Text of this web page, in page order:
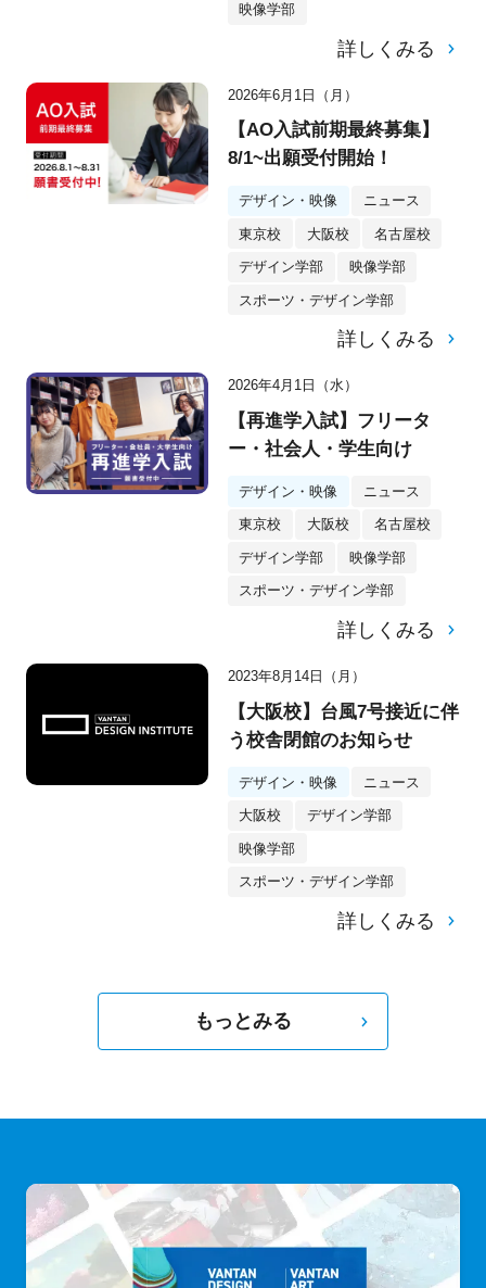
映像学部
詳しくみる
2026年6月1日（月）
【AO入試前期最終募集】
8/1~出願受付開始！
デザイン・映像 ニュース
東京校 大阪校 名古屋校
デザイン学部 映像学部
スポーツ・デザイン学部
詳しくみる
2026年4月1日（水）
【再進学入試】フリータ
ー・社会人・学生向け
デザイン・映像 ニュース
東京校 大阪校 名古屋校
デザイン学部 映像学部
スポーツ・デザイン学部
詳しくみる
2023年8月14日（月）
【大阪校】台風7号接近に伴
う校舎閉館のお知らせ
デザイン・映像 ニュース
大阪校 デザイン学部
映像学部
スポーツ・デザイン学部
詳しくみる
もっとみる